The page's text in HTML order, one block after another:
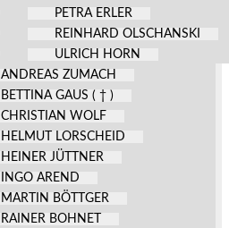
PETRA ERLER
REINHARD OLSCHANSKI
ULRICH HORN
ANDREAS ZUMACH
BETTINA GAUS ( † )
CHRISTIAN WOLF
HELMUT LORSCHEID
HEINER JÜTTNER
INGO AREND
MARTIN BÖTTGER
RAINER BOHNET